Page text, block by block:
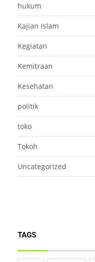
hukum
Kajian Islam
Kegiatan
Kemitraan
Kesehatan
politik
toko
Tokoh
Uncategorized
TAGS